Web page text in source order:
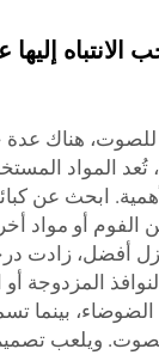
الانتباه إليها
للصوت، هناك
تُعد المواد
ابحث عن
الفوم أو
أفضل، زادت
المزدوجة أو
بينما
ويلعب تصميم